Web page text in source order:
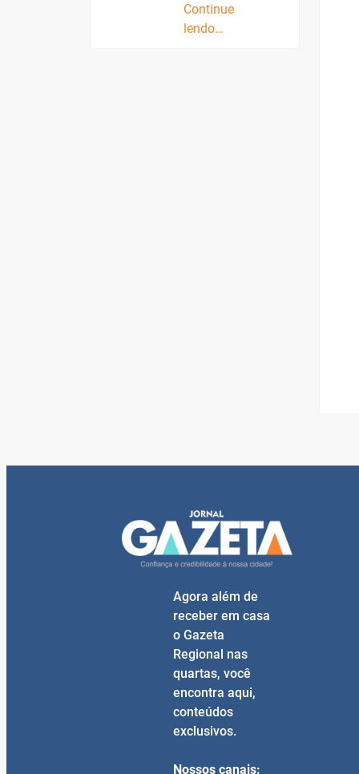
Continue
lendo…
Agora além de
receber em casa
o Gazeta
Regional nas
quartas, você
encontra aqui,
conteúdos
exclusivos.
Nossos canais: